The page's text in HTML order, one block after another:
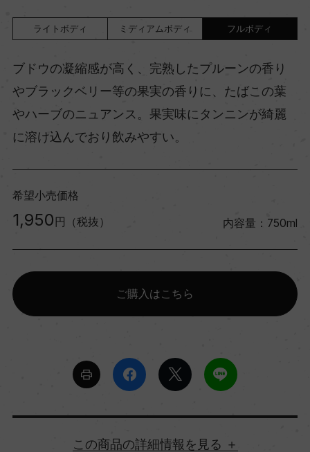
ライトボディ ミディアムボディ フルボディ
ブドウの凝縮感が高く、完熟したプルーンの香り
やブラックベリー等の果実の香りに、たばこの葉
やハーブのニュアンス。果実味にタンニンが綺麗
に溶け込んでおり飲みやすい。
希望小売価格
1,950 円（税抜） 内容量：750ml
ご購入はこちら
詳細情報